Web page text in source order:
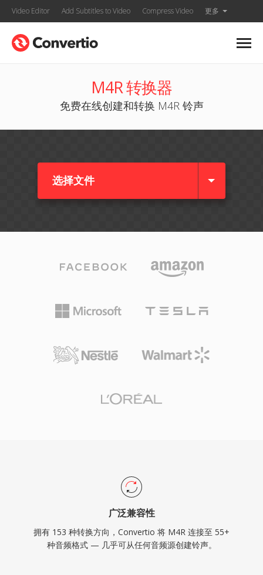
Video Editor Add Subtitles to Video Compress Video 更多
M4R 转换器
免费在线创建和转换 M4R 铃声
选择文件
广泛兼容性
拥有 153 种转换方向，Convertio 将 M4R 连接至 55+
种音频格式 — 几乎可从任何音频源创建铃声。